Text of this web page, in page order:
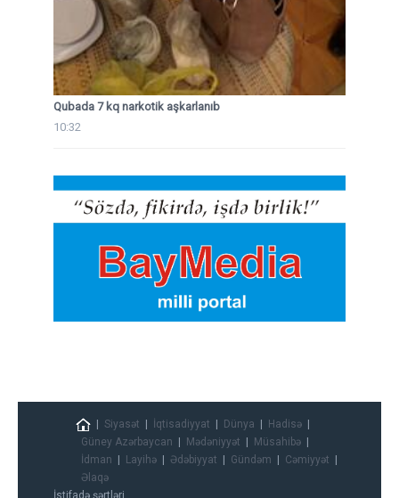
Qubada 7 kq narkotik aşkarlanıb
10:32
Siyasət İqtisadiyyat Dünya
Hadisə
Güney Azərbaycan
Mədəniyyət
Müsahibə
İdman
Layihə Ədəbiyyat Gündəm
Cəmiyyət
Əlaqə
İstifadə şərtləri